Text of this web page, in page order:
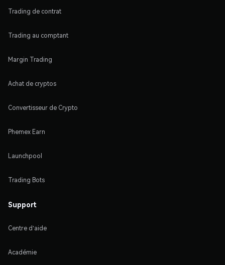
Trading de contrat
Trading au comptant
Margin Trading
Achat de cryptos
Convertisseur de Crypto
Phemex Earn
Launchpool
Trading Bots
Support
Centre d'aide
Académie